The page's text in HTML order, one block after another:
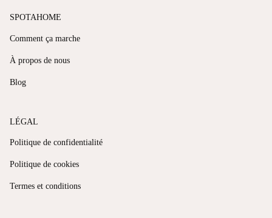
SPOTAHOME
Comment ça marche
À propos de nous
Blog
LÉGAL
Politique de confidentialité
Politique de cookies
Termes et conditions